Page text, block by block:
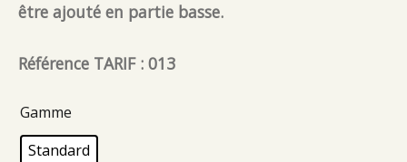
être ajouté en partie basse.
Référence TARIF : 013
Gamme
Standard